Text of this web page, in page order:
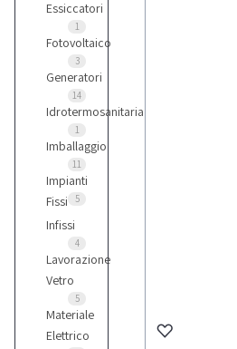
Essiccatori
1
Fotovoltaico
3
Generatori
14
Idrotermosanitaria
1
Imballaggio
11
Impianti
Fissi
5
Infissi
4
Lavorazione
Vetro
5
Materiale
Elettrico